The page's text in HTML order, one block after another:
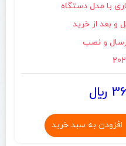
با مدل دستگاه
و بعد از خرید
و نصب
﷼
افزودن به سبد خرید